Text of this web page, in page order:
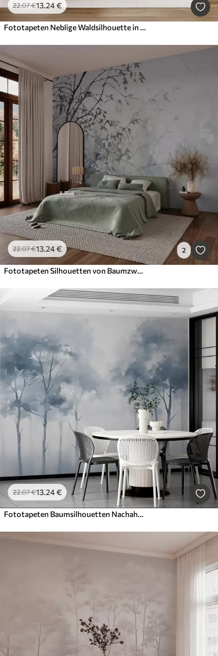
22.07€13.24€
Fototapeten Neblige Waldsilhouette in zartrosa Farbe
22.07€13.24€ 2
Fototapeten Silhouetten von Baumzweigen und Schatten Nachahmung von Aquarell
22.07€13.24€
Fototapeten Baumsilhouetten Nachahmung nasses Aquarell